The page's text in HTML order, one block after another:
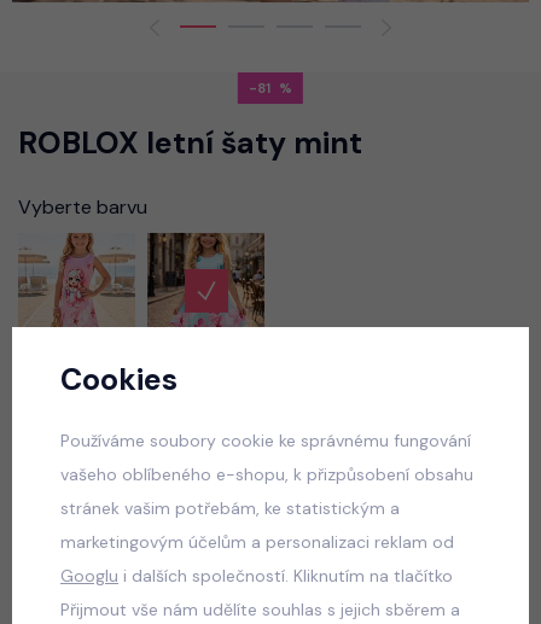
-81
ROBLOX letní šaty mint
Vyberte barvu
skladem 50 Kč
269 Kč
VLOŽIT DO KOŠÍKU
Cookies
Používáme soubory cookie ke správnému fungování
vašeho oblíbeného e-shopu, k přizpůsobení obsahu
stránek vašim potřebám, ke statistickým a
marketingovým účelům a personalizaci reklam od
Googlu i dalších společností. Kliknutím na tlačítko
Přijmout vše nám udělíte souhlas s jejich sběrem a